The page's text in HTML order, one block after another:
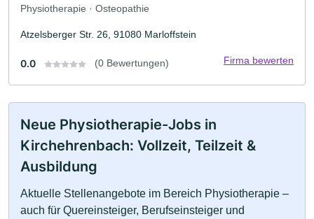
Physiotherapie · Osteopathie
Atzelsberger Str. 26, 91080 Marloffstein
0.0 (0 Bewertungen) Firma bewerten
Neue Physiotherapie-Jobs in
Kirchehrenbach: Vollzeit, Teilzeit &
Ausbildung
Aktuelle Stellenangebote im Bereich Physiotherapie –
auch für Quereinsteiger, Berufseinsteiger und